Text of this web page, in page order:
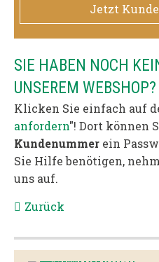
Jetzt
SIE HABEN NOCH
UNSEREM WEBSHOP?
Klicken Sie einfach auf
anfordern"! Dort können
Kundenummer ein
Sie Hilfe benötigen,
uns auf.
Zurück